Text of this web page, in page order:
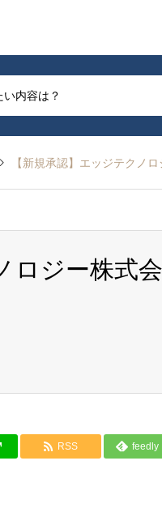
い内容は？
【新規承認】エッジテクノ
ロジー株式
RSS feedly